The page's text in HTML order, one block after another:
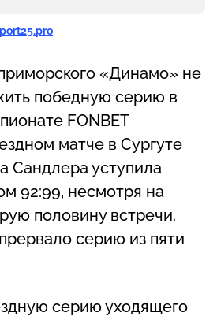
«Динамо» не
победную серию в
FONBET
матче в Сургуте
Сандлера уступила
92:99, несмотря на
половину встречи.
серию из пяти
серию уходящего